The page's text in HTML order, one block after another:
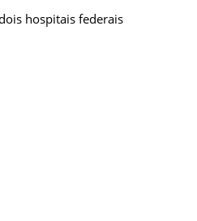
hospitais federais